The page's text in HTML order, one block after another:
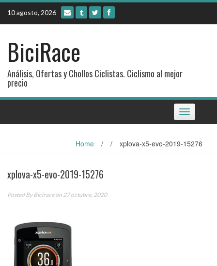
Skip
content
10 agosto, 2026
BiciRace
Análisis, Ofertas y Chollos Ciclistas. Ciclismo al mejor
precio
Toggle
navigation
Home / / xplova-x5-evo-2019-15276
xplova-x5-evo-2019-15276
Posted ByBiciraceon 27 octubre, 2020